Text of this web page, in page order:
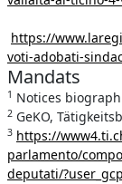
https://
voti-adobati-
Mandats
1 Notices
2 GeKO,
3 https://
parlamento/
deputati/